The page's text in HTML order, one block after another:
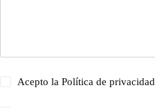
Acepto laPolítica de privacidad